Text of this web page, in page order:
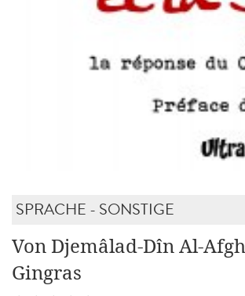
SPRACHE - SONSTIGE
Von Djemâlad-Dîn Al-
Gingras